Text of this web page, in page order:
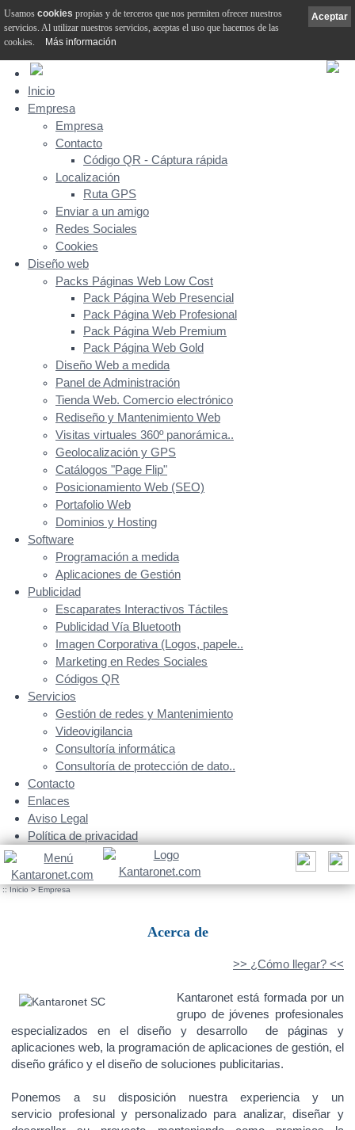
Inicio
Empresa
Empresa
Contacto
Código QR - Cáptura rápida
Localización
Ruta GPS
Enviar a un amigo
Redes Sociales
Cookies
Diseño web
Packs Páginas Web Low Cost
Pack Página Web Presencial
Pack Página Web Profesional
Pack Página Web Premium
Pack Página Web Gold
Diseño Web a medida
Panel de Administración
Tienda Web. Comercio electrónico
Rediseño y Mantenimiento Web
Visitas virtuales 360º panorámica..
Geolocalización y GPS
Catálogos "Page Flip"
Posicionamiento Web (SEO)
Portafolio Web
Dominios y Hosting
Software
Programación a medida
Aplicaciones de Gestión
Publicidad
Escaparates Interactivos Táctiles
Publicidad Vía Bluetooth
Imagen Corporativa (Logos, papele..
Marketing en Redes Sociales
Códigos QR
Servicios
Gestión de redes y Mantenimiento
Videovigilancia
Consultoría informática
Consultoría de protección de dato..
Contacto
Enlaces
Aviso Legal
Política de privacidad
:: Inicio>Empresa
Acerca de
>> ¿Cómo llegar? <<
Kantaronet está formada por un
grupo de jóvenes profesionales
especializados en el diseño y desarrollo de páginas y
aplicaciones web, la programación de aplicaciones de gestión, el
diseño gráfico y el diseño de soluciones publicitarias.
Ponemos a su disposición nuestra experiencia y un
servicio profesional y personalizado para analizar, diseñar y
Aceptar
Usamos cookies propias y de terceros que nos permiten ofrecer nuestros
servicios. Al utilizar nuestros servicios, aceptas el uso que hacemos de las
cookies.
Más información